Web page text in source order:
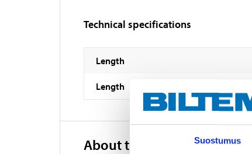
Suostumus
Technical specifications
Length
Length
About the manufacturer